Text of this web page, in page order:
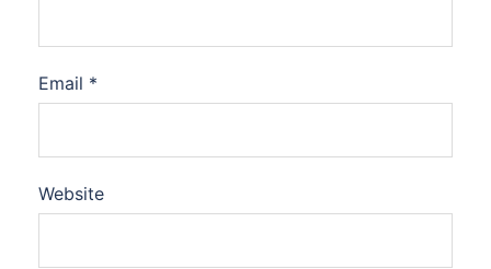
Email *
Website